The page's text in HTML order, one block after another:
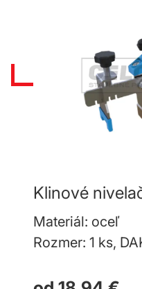
Klinové
Materiál: oceľ
Rozmer: 1 ks,